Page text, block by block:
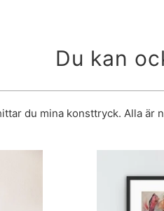
Du kan
du mina konsttryck. Alla är